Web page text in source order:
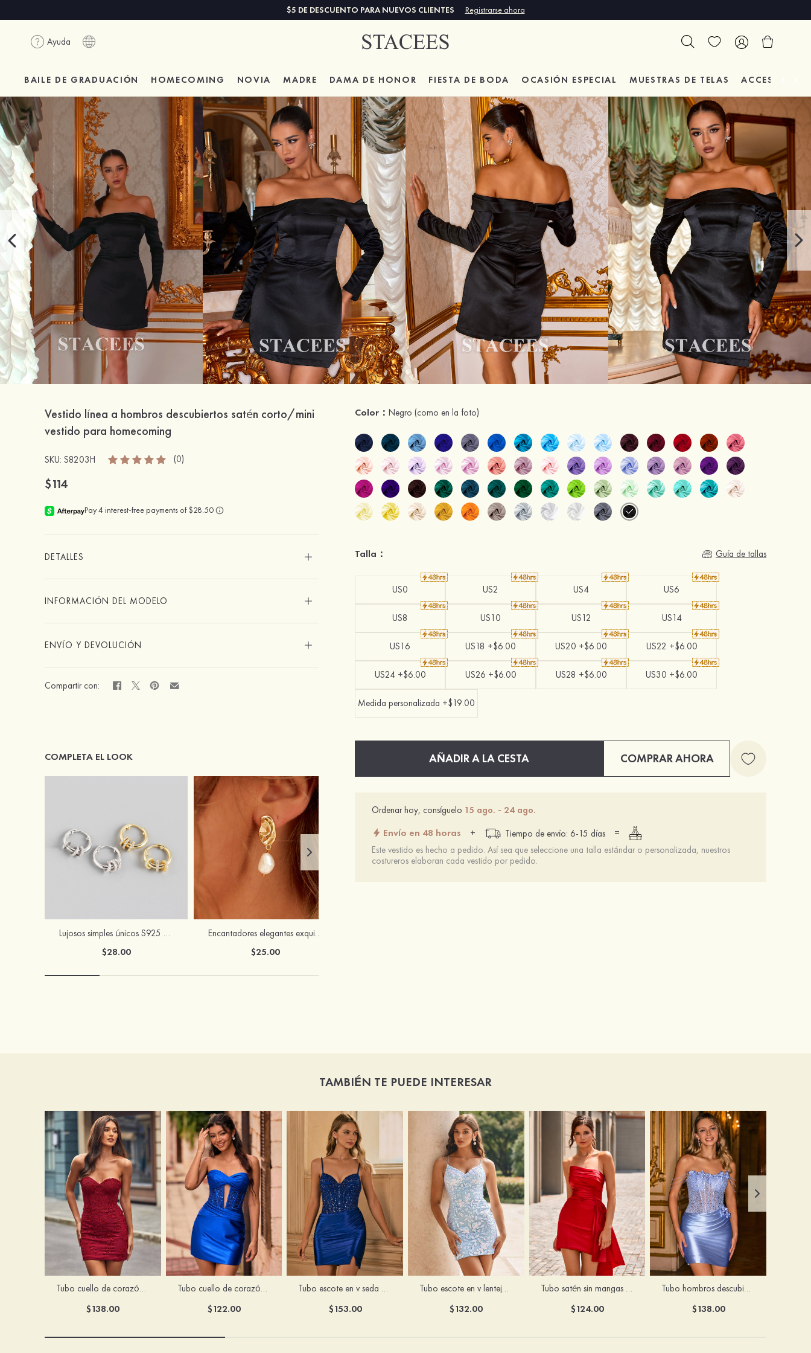
$5 DE DESCUENTO PARA NUEVOS CLIENTES Registrarse ahora
Ayuda
BAILE DE GRADUACIÓN HOMECOMING NOVIA MADRE DAMA DE HONOR FIESTA DE BODA OCASIÓN ESPECIAL MUESTRAS DE TELAS ACCESORIOS
Vestido línea a hombros descubiertos satén corto/mini
vestido para homecoming
SKU: S8203H (0)
$114
DETALLES
INFORMACIÓN DEL MODELO
ENVÍO Y DEVOLUCIÓN
Compartir con:
COMPLETA EL LOOK
Lujosos simples únicos S925 plata pendientes
$28.00
Encantadores elegantes exquisitez S925 plata pendientes
$25.00
Color：Negro (como en la foto)
Talla： Guía de tallas
US0 US2 US4 US6
US8 US10 US12 US14
US16 US18 +$6.00 US20 +$6.00 US22 +$6.00
US24 +$6.00 US26 +$6.00 US28 +$6.00 US30 +$6.00
Medida personalizada +$19.00
AÑADIR A LA CESTA COMPRAR AHORA
Ordenar hoy, consíguelo 15 ago. - 24 ago.
Envío en 48 horas + Tiempo de envío: 6-15 días
=
Este vestido es hecho a pedido. Así sea que seleccione una talla estándar o personalizada, nuestros
costureros elaboran cada vestido por pedido.
TAMBIÉN TE PUEDE INTERESAR
Tubo cuello de corazón tul corto/mini vestido para homecoming
$138.00
Tubo cuello de corazón seda como el satén corto vestido para homecoming
$122.00
Tubo escote en v seda como el satén corto vestido para homecoming
$153.00
Tubo escote en v lentejuelas corto vestido para homecoming
$132.00
Tubo satén sin mangas corto/mini vestido para homecoming
$124.00
Tubo hombros descubiertos seda como el satén corto vestido para homecoming
$138.00